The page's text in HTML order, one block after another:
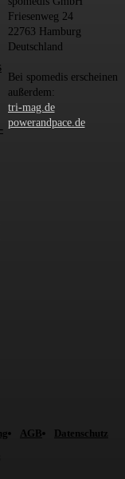
Friesenweg 24
22763 Hamburg
Deutschland
Bei spomedis erscheinen
außerdem:
tri-mag.de
powerandpace.de
AGB Datenschutz